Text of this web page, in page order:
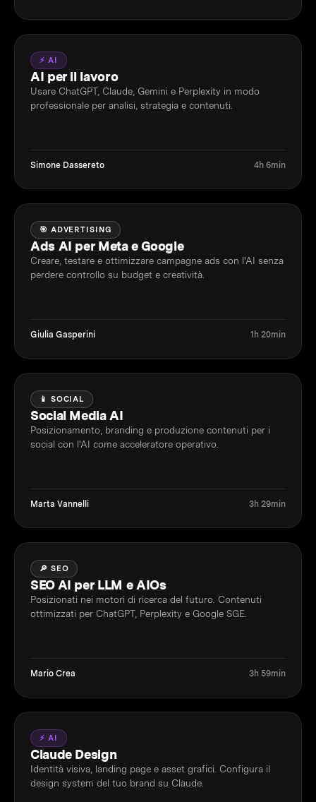
⚡ AI
AI per il lavoro
Usare ChatGPT, Claude, Gemini e Perplexity in modo
professionale per analisi, strategia e contenuti.
Simone Dassereto 4h 6min
🎯 ADVERTISING
Ads AI per Meta e Google
Creare, testare e ottimizzare campagne ads con l'AI senza
perdere controllo su budget e creatività.
Giulia Gasperini 1h 20min
📱 SOCIAL
Social Media AI
Posizionamento, branding e produzione contenuti per i
social con l'AI come acceleratore operativo.
Marta Vannelli 3h 29min
🔎 SEO
SEO AI per LLM e AIOs
Posizionati nei motori di ricerca del futuro. Contenuti
ottimizzati per ChatGPT, Perplexity e Google SGE.
Mario Crea 3h 59min
⚡ AI
Claude Design
Identità visiva, landing page e asset grafici. Configura il
design system del tuo brand su Claude.